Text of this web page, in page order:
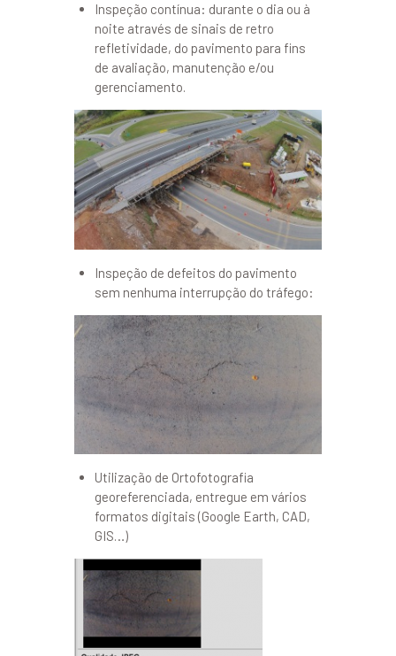
Inspeção contínua: durante o dia ou à
noite através de sinais de retro
refletividade, do pavimento para fins
de avaliação, manutenção e/ou
gerenciamento.
Inspeção de defeitos do pavimento
sem nenhuma interrupção do tráfego:
Utilização de Ortofotografia
georeferenciada, entregue em vários
formatos digitais (Google Earth, CAD,
GIS…)